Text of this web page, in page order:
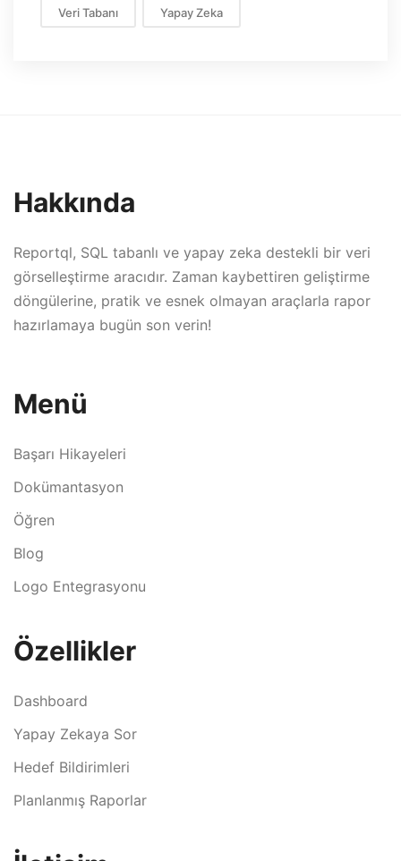
Veri Tabanı Yapay Zeka
Hakkında
Reportql, SQL tabanlı ve yapay zeka destekli bir veri
görselleştirme aracıdır. Zaman kaybettiren geliştirme
döngülerine, pratik ve esnek olmayan araçlarla rapor
hazırlamaya bugün son verin!
Menü
Başarı Hikayeleri
Dokümantasyon
Öğren
Blog
Logo Entegrasyonu
Özellikler
Dashboard
Yapay Zekaya Sor
Hedef Bildirimleri
Planlanmış Raporlar